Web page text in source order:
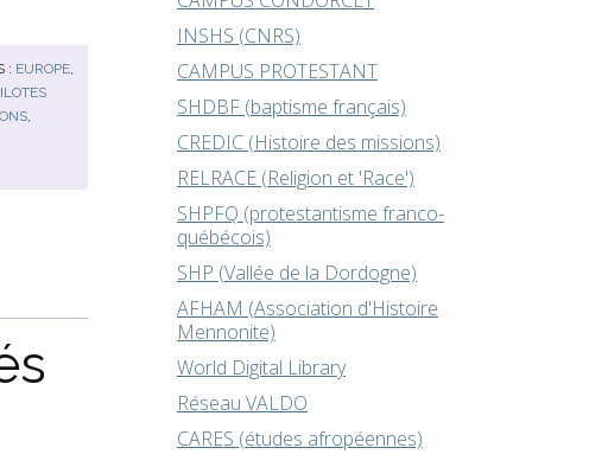
: EUROPE,
,
INSHS (CNRS)
CAMPUS PROTESTANT
SHDBF (baptisme français)
CREDIC (Histoire des missions)
RELRACE (Religion et 'Race')
SHPFQ (protestantisme franco-
québécois)
SHP (Vallée de la Dordogne)
AFHAM (Association d'Histoire
Mennonite)
World Digital Library
Réseau VALDO
CARES (études afropéennes)